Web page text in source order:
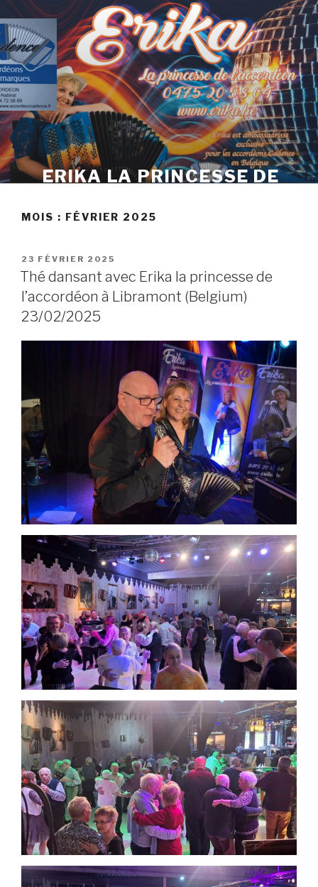
Skip
to
content
ERIKA LA PRINCESSE DE
MOIS : FÉVRIER 2025
POSTED
ON
23 FÉVRIER 2025
Thé dansant avec Erika la princesse de
l’accordéon à Libramont (Belgium)
23/02/2025